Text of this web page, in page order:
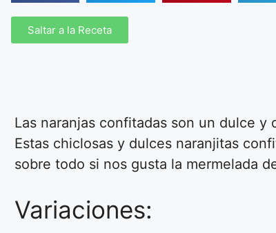
Saltar a la Receta
Las naranjas confitadas son un dulce y
Estas chiclosas y dulces naranjitas
sobre todo si nos gusta la mermelada
Variaciones: